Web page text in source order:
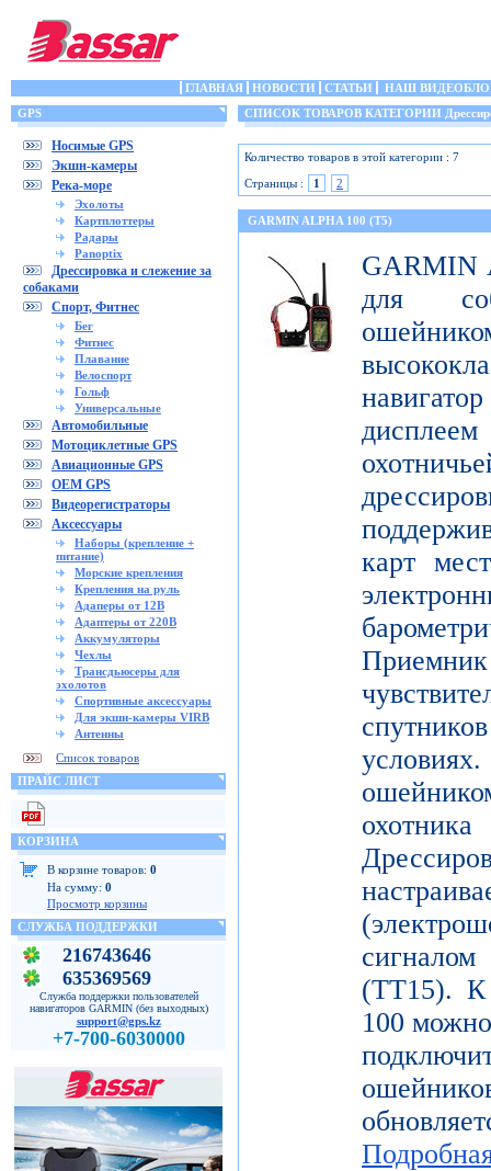
ГЛАВНАЯ НОВОСТИ СТАТЬИ
НАШ
GPS
Носимые GPS
Экшн-камеры
Река-море
Эхолоты
Картплоттеры
Радары
Panoptix
Дрессировка и слежение за
собаками
Спорт, Фитнес
Бег
Фитнес
Плавание
Велоспорт
Гольф
Универсальные
Автомобильные
Мотоциклетные GPS
Авиационные GPS
OEM GPS
Видеорегистраторы
Аксессуары
Наборы (крепление +
питание)
Морские крепления
Крепления на руль
Адаперы от 12В
Адаптеры от 220В
Аккумуляторы
Чехлы
Трансдьюсеры для
эхолотов
Спортивные аксессуары
Для экшн-камеры VIRB
Антенны
Список товаров
ПРАЙС ЛИСТ
КОРЗИНА
В корзине товаров: 0
На сумму: 0
Просмотр корзины
СЛУЖБА ПОДДЕРЖКИ
216743646
635369569
Служба поддержки пользователей
навигаторов GARMIN (без выходных)
support@gps.kz
+7-700-6030000
СПИСОК ТОВАРОВ КАТЕГОРИИ
Количество товаров в этой категории : 7
Страницы :
1 2
GARMIN ALPHA 100 (T5)
GARMIN
для
карт
(TT15). К
100 можно